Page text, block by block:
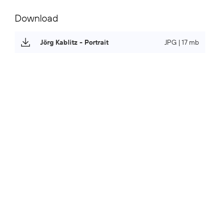
Download
Jörg Kablitz - Portrait JPG | 17 mb